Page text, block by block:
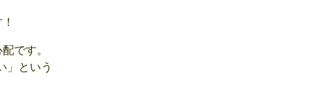
です。
」という